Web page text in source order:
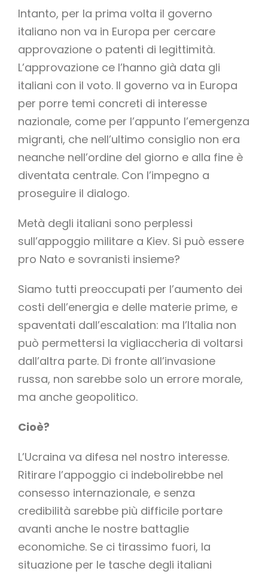
Intanto, per la prima volta il governo
italiano non va in Europa per cercare
approvazione o patenti di legittimità.
L’approvazione ce l’hanno già data gli
italiani con il voto. Il governo va in Europa
per porre temi concreti di interesse
nazionale, come per l’appunto l’emergenza
migranti, che nell’ultimo consiglio non era
neanche nell’ordine del giorno e alla fine è
diventata centrale. Con l’impegno a
proseguire il dialogo.
Metà degli italiani sono perplessi
sull’appoggio militare a Kiev. Si può essere
pro Nato e sovranisti insieme?
Siamo tutti preoccupati per l’aumento dei
costi dell’energia e delle materie prime, e
spaventati dall’escalation: ma l’Italia non
può permettersi la vigliaccheria di voltarsi
dall’altra parte. Di fronte all’invasione
russa, non sarebbe solo un errore morale,
ma anche geopolitico.
Cioè?
L’Ucraina va difesa nel nostro interesse.
Ritirare l’appoggio ci indebolirebbe nel
consesso internazionale, e senza
credibilità sarebbe più difficile portare
avanti anche le nostre battaglie
economiche. Se ci tirassimo fuori, la
situazione per le tasche degli italiani